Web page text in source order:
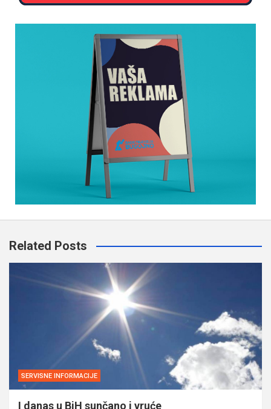
Related Posts
SERVISNE INFORMACIJE
I danas u BiH sunčano i vruće